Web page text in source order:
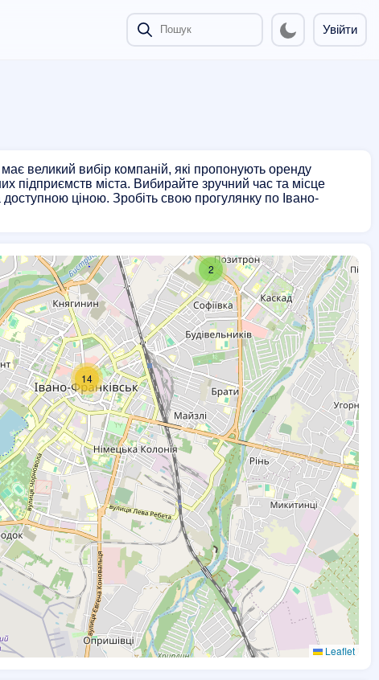
Увійти
великий вибір компаній, які пропонують оренду
підприємств міста. Вибирайте зручний час та місце
ціною. Зробіть свою прогулянку по Івано-
2
14
Leaflet